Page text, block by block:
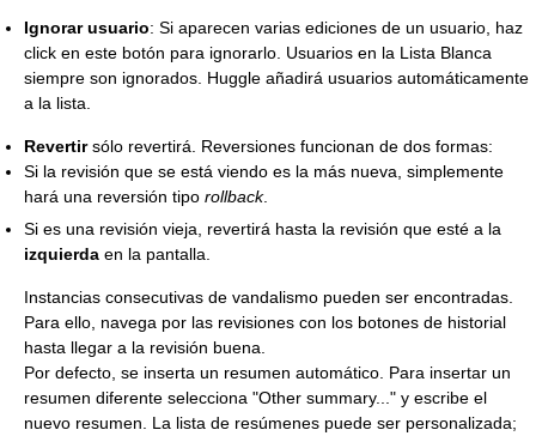
Ignorar usuario: Si aparecen varias ediciones de un usuario, haz
click en este botón para ignorarlo. Usuarios en la Lista Blanca
siempre son ignorados. Huggle añadirá usuarios automáticamente
a la lista.
Revertirsólo revertirá. Reversiones funcionan de dos formas:
Si la revisión que se está viendo es la más nueva, simplemente
hará una reversión tipo rollback.
Si es una revisión vieja, revertirá hasta la revisión que esté a la
izquierda en la pantalla.
Instancias consecutivas de vandalismo pueden ser encontradas.
Para ello, navega por las revisiones con los botones de historial
hasta llegar a la revisión buena.
Por defecto, se inserta un resumen automático. Para insertar un
resumen diferente selecciona "Other summary..." y escribe el
nuevo resumen. La lista de resúmenes puede ser personalizada;